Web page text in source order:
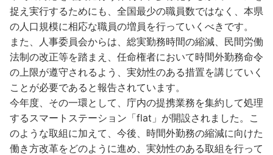
捉え実行するためにも、全国最少の職員数ではなく、本県
の人口規模に相応な職員の増員を行っていくべきです。
また、人事委員会からは、総実勤務時間の縮減、民間労働
法制の改正等を踏まえ、任命権者において時間外勤務命令
の上限が遵守されるよう、実効性のある措置を講じていく
ことが必要であると報告されています。
今年度、その一環として、庁内の提携業務を集約して処理
するスマートステーション「flat」が開設されました。こ
のような取組に加えて、今後、時間外勤務の縮減に向けた
働き方改革をどのように進め、実効性のある取組を行って